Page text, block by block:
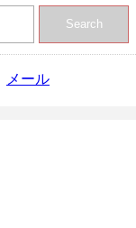
Search
メール